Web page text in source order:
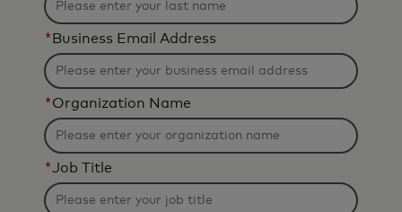
* Business Email Address
*Organization Name
*Job Title